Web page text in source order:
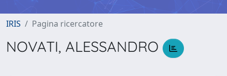
IRIS Pagina ricercatore
NOVATI, ALESSANDRO